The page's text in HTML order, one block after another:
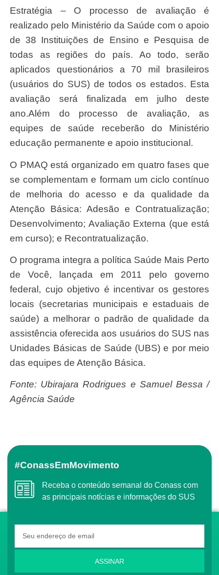
Estratégia – O processo de avaliação é
realizado pelo Ministério da Saúde com o apoio
de 38 Instituições de Ensino e Pesquisa de
todas as regiões do país. Ao todo, serão
aplicados questionários a 70 mil brasileiros
(usuários do SUS) de todos os estados. Esta
avaliação será finalizada em julho deste
ano.Além do processo de avaliação, as
equipes de saúde receberão do Ministério
educação permanente e apoio institucional.
O PMAQ está organizado em quatro fases que
se complementam e formam um ciclo contínuo
de melhoria do acesso e da qualidade da
Atenção Básica: Adesão e Contratualização;
Desenvolvimento; Avaliação Externa (que está
em curso); e Recontratualização.
O programa integra a política Saúde Mais Perto
de Você, lançada em 2011 pelo governo
federal, cujo objetivo é incentivar os gestores
locais (secretarias municipais e estaduais de
saúde) a melhorar o padrão de qualidade da
assistência oferecida aos usuários do SUS nas
Unidades Básicas de Saúde (UBS) e por meio
das equipes de Atenção Básica.
Fonte: Ubirajara Rodrigues e Samuel Bessa /
Agência Saúde
#ConassEmMovimento
Receba o conteúdo semanal do Conass com
as principais notícias e informações do SUS
ASSINAR